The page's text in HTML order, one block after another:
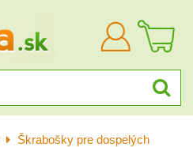
Prihlásiť
sa
Škrabošky pre dospelých